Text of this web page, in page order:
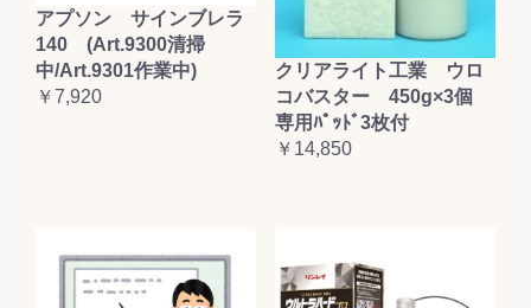
アプソン サインブレラ
140 (Art.9300清掃
中/Art.9301作業中)
￥7,920
クリアライト工業 ウロ
コバスター 450g×3個
専用ﾊﾟｯﾄﾞ3枚付
￥14,850